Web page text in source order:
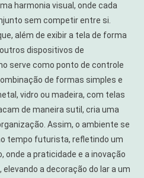
harmonia visual, onde cada
sem competir entre si.
além de exibir a tela de forma
dispositivos de
serve como ponto de controle
de formas simples e
vidro ou madeira, com telas
de maneira sutil, cria uma
Assim, o ambiente se
tempo futurista, refletindo um
onde a praticidade e a inovação
a decoração do lar a um